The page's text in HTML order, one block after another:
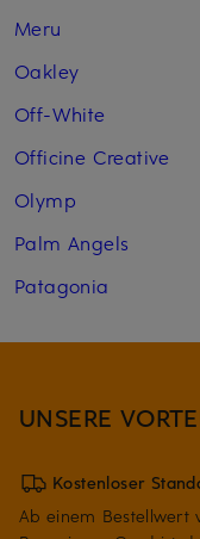
Meru
Oakley
Off-White
Officine Creative
Olymp
Palm Angels
Patagonia
UNSERE
Kostenloser
Ab einem